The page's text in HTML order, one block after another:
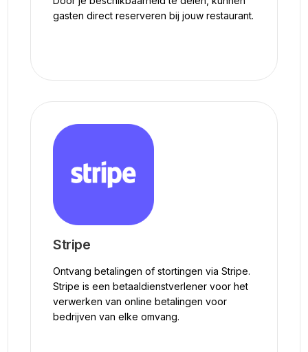
gasten direct reserveren bij jouw restaurant.
Stripe
Ontvang betalingen of stortingen via Stripe.
Stripe is een betaaldienstverlener voor het
verwerken van online betalingen voor
bedrijven van elke omvang.